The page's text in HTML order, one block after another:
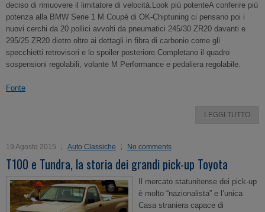
deciso di rimuovere il limitatore di velocità.Look più potenteA conferire più
potenza alla BMW Serie 1 M Coupé di OK-Chiptuning ci pensano poi i
nuovi cerchi da 20 pollici avvolti da pneumatici 245/30 ZR20 davanti e
295/25 ZR20 dietro oltre ai dettagli in fibra di carbonio come gli
specchietti retrovisori e lo spoiler posteriore.Completano il quadro
sospensioni regolabili, volante M Performance e pedaliera regolabile.
Fonte
LEGGI TUTTO
19 Agosto 2015 Auto Classiche No comments
T100 e Tundra, la storia dei grandi pick-up Toyota
Il mercato statunitense dei pick-up
è molto “nazionalista” e l’unica
Casa straniera capace di